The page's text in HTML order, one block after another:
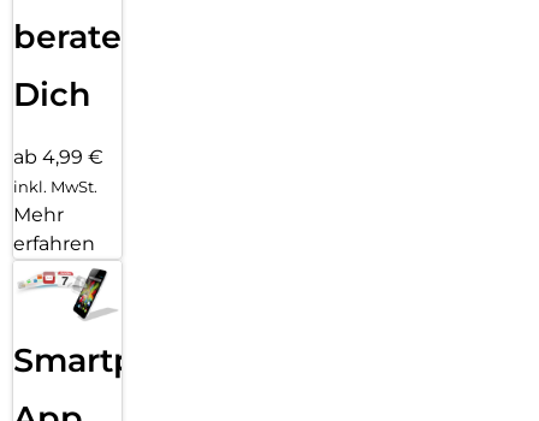
beraten
Dich
ab 4,99 €
inkl. MwSt.
Mehr
erfahren
Smartphone